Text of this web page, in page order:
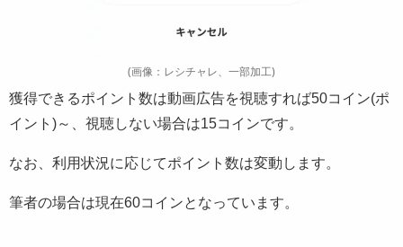
(画像：レシチャレ、一部加工)
獲得できるポイント数は動画広告を視聴すれば50コイン(ポ
イント)～、視聴しない場合は15コインです。
なお、利用状況に応じてポイント数は変動します。
筆者の場合は現在60コインとなっています。